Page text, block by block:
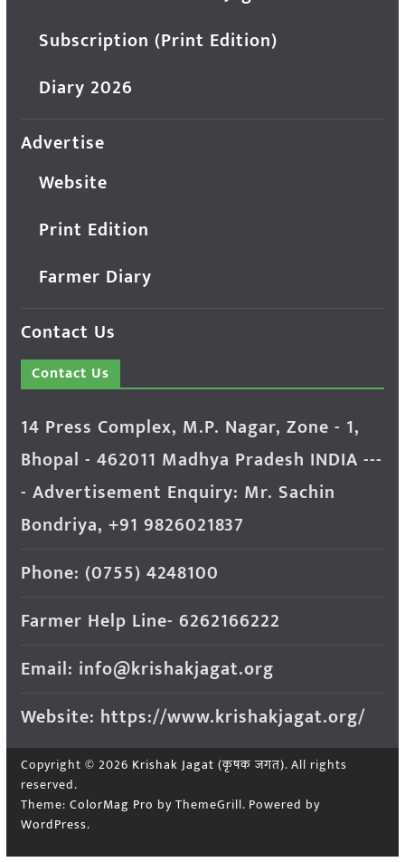
Subscription (Print Edition)
Diary 2026
Advertise
Website
Print Edition
Farmer Diary
Contact Us
Contact Us
14 Press Complex, M.P. Nagar, Zone - 1,
Bhopal - 462011 Madhya Pradesh INDIA ---
- Advertisement Enquiry: Mr. Sachin
Bondriya, +91 9826021837
Phone: (0755) 4248100
Farmer Help Line- 6262166222
Email: info@krishakjagat.org
Website: https://www.krishakjagat.org/
Copyright © 2026 Krishak Jagat (कृषक जगत). All rights
reserved.
Theme: ColorMag Pro by ThemeGrill. Powered by
WordPress.